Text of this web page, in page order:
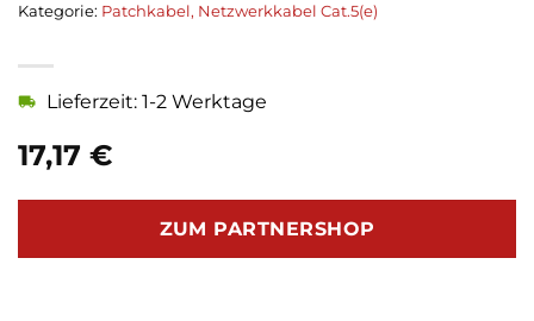
17,17 €
Lieferzeit: 1-2 Werktage
ZUM PARTNERSHOP
Kategorie: Patchkabel, Netzwerkkabel Cat.5(e)